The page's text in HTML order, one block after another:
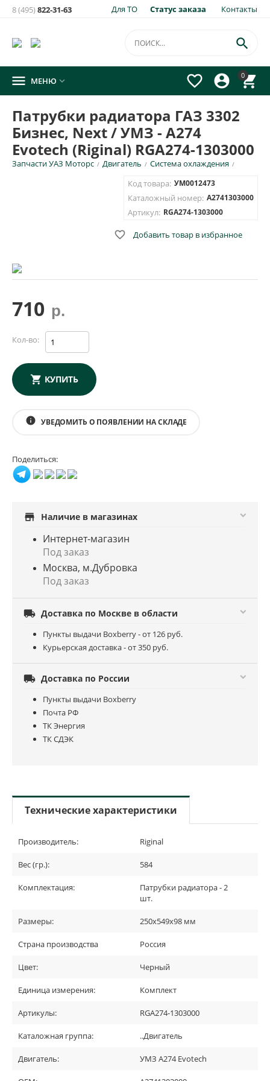
Для ТО Статус заказа Контакты
8 (495)822-31-63
0




 МЕНЮ 
Патрубки радиатора ГАЗ 3302
Бизнес, Next / УМЗ - А274
Evotech (Riginal) RGA274-1303000
Запчасти УАЗ Моторс / Двигатель / Система охлаждения /
Код товара: УМ0012473
Каталожный номер: А2741303000
Артикул: RGA274-1303000
 Добавить товар в избранное
710 р.
Кол-во:
КУПИТЬ
info УВЕДОМИТЬ О ПОЯВЛЕНИИ НА СКЛАДЕ
товара:
×
Патрубки радиатора ГАЗ 3302 Бизнес, Next / УМЗ - А274
Evotech (Riginal) RGA274-1303000
E-mail для уведомления письмом
Номер телефона для SMS уведомления
Поделиться:
store Наличие в магазинах
Интернет-магазин
Под заказ
Москва, м.Дубровка
Под заказ
 Доставка по Москве в области
Пункты выдачи Boxberry - от 126 руб.
Курьерская доставка - от 350 руб.
 Доставка по России
Пункты выдачи Boxberry
Почта РФ
ТК Энергия
ТК СДЭК
Технические характеристики
Производитель: Riginal
Вес (гр.): 584
Комплектация:
Патрубки радиатора - 2
шт.
Размеры: 250х549х98 мм
Страна производства Россия
Цвет: Черный
Единица измерения: Комплект
Артикулы: RGA274-1303000
Каталожная группа: ..Двигатель
Двигатель: УМЗ A274 Evotech